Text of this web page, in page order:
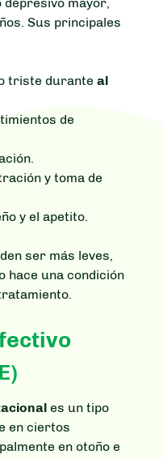
Sus principales
triste durante al
de
y toma de
y el apetito.
ser más leves,
hace una condición
es un tipo
en ciertos
en otoño e